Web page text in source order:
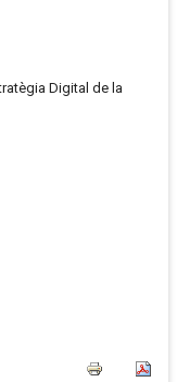
Digital de la